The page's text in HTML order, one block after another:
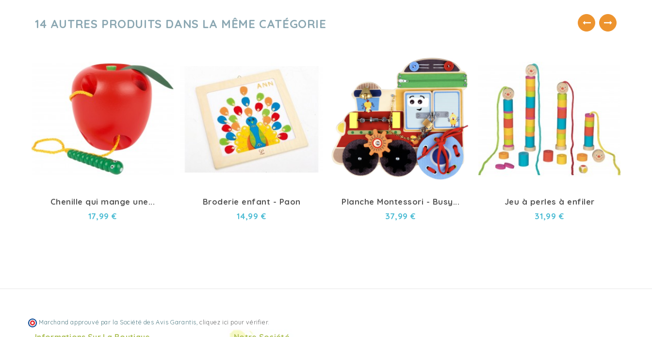
14 AUTRES PRODUITS DANS LA MÊME CATÉGORIE
Chenille qui mange une...
17,99 €
Broderie enfant - Paon
14,99 €
Planche Montessori - Busy...
37,99 €
Jeu à perles à enfiler
31,99 €
Marchand approuvé par la Société des Avis Garantis,cliquez ici pour vérifier.